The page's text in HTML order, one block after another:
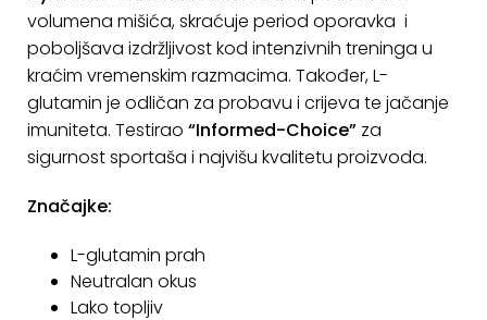
volumena mišića, skraćuje period oporavka i
poboljšava izdržljivost kod intenzivnih treninga u
kraćim vremenskim razmacima. Također, L-
glutamin je odličan za probavu i crijeva te jačanje
imuniteta. Testirao “Informed-Choice” za
sigurnost sportaša i najvišu kvalitetu proizvoda.
Značajke:
L-glutamin prah
Neutralan okus
Lako topljiv